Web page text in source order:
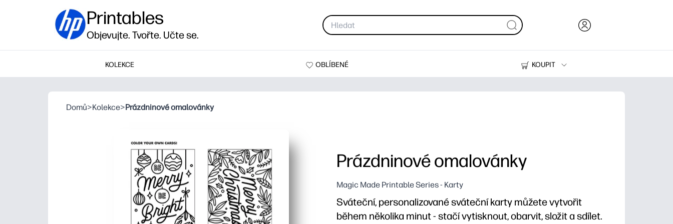
Printables
Objevujte. Tvořte. Učte se.
KOLEKCE OBLÍBENÉ
KOUPIT
Tiskárny
Domů>Kolekce>Prázdninové omalovánky
Prázdninové omalovánky
Magic Made Printable Series - Karty
Sváteční, personalizované sváteční karty můžete vytvořit
během několika minut - stačí vytisknout, obarvit, složit a sdílet.